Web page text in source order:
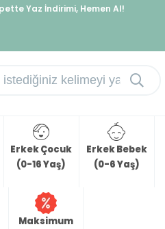
Yaz İndirimi, Hemen Al!
Erkek Çocuk
(0-16 Yaş)
Erkek Bebek
(0-6 Yaş)
Maksimum